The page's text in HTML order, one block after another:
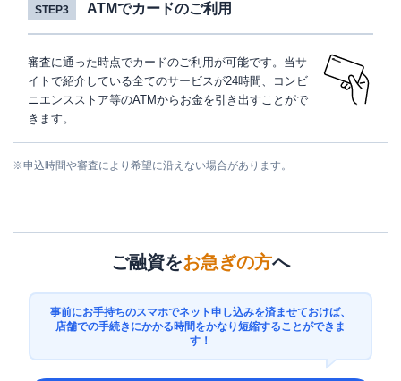
STEP3 ATMでカードのご利用
審査に通った時点でカードのご利用が可能です。当サ
イトで紹介している全てのサービスが24時間、コンビ
ニエンスストア等のATMからお金を引き出すことがで
きます。
※申込時間や審査により希望に沿えない場合があります。
ご融資をお急ぎの方へ
事前にお手持ちのスマホでネット申し込みを済ませておけば、
店舗での手続きにかかる時間をかなり短縮することができま
す！